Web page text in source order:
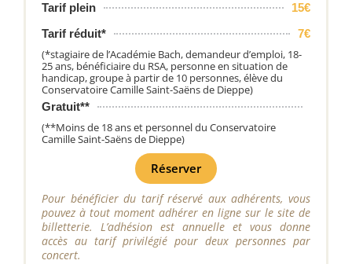
Tarif plein
15€
Tarif réduit*
7€
(*stagiaire de l’Académie Bach, demandeur d’emploi, 18-
25 ans, bénéficiaire du RSA, personne en situation de
handicap, groupe à partir de 10 personnes, élève du
Conservatoire Camille Saint-Saëns de Dieppe)
Gratuit**
(**Moins de 18 ans et personnel du Conservatoire
Camille Saint-Saëns de Dieppe)
Réserver
Pour bénéficier du tarif réservé aux adhérents, vous
pouvez à tout moment adhérer en ligne sur le site de
billetterie. L’adhésion est annuelle et vous donne
accès au tarif privilégié pour deux personnes par
concert.